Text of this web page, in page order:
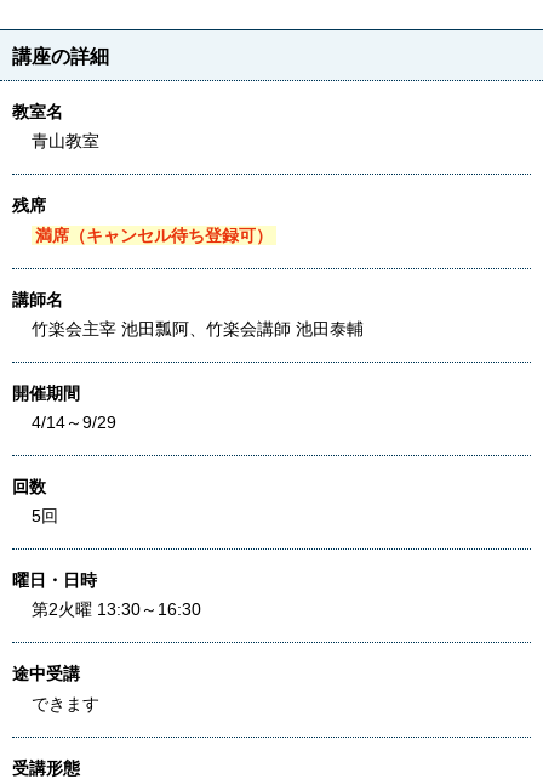
講座の詳細
教室名
青山教室
残席
満席（キャンセル待ち登録可）
講師名
竹楽会主宰 池田瓢阿、竹楽会講師 池田泰輔
開催期間
4/14～9/29
回数
5回
曜日・日時
第2火曜 13:30～16:30
途中受講
できます
受講形態